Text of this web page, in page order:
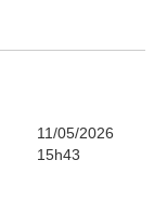
11/05/2026
15h43